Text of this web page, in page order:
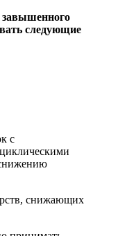
завышенного
следующие
с
снижающих